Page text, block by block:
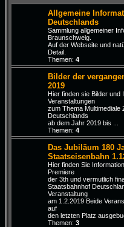
Allgemeine
Deutschlands
Sammlung allgemeiner
Braunschweig.
Auf der Webseite und
Detail.
Themen: 4
Bilder der
2019
Hier finden sie Bilder und
Veranstaltungen
zum Thema Multimediale
Deutschlands
ab dem Jahr 2019 bis ...
Themen: 4
Das Jubiläum 180
Staatseisenbahn
Hier finden Sie
Premiere
der 3th und vermutlich
Staatsbahnhof
Veranstaltung
am 1.2.2019 Beide
auf
den letzten Platz
Themen: 3